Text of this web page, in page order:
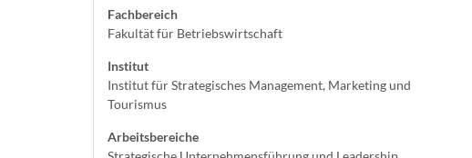
Fachbereich
Fakultät für Betriebswirtschaft
Institut
Institut für Strategisches Management, Marketing und
Tourismus
Arbeitsbereiche